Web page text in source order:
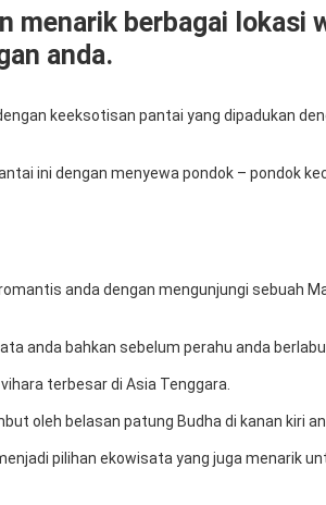
menarik berbagai lokasi
anda.
keeksotisan pantai yang dipadukan
ini dengan menyewa pondok – pondok
anda dengan mengunjungi sebuah
anda bahkan sebelum perahu anda
terbesar di Asia Tenggara.
oleh belasan patung Budha di kanan kiri
pilihan ekowisata yang juga menarik